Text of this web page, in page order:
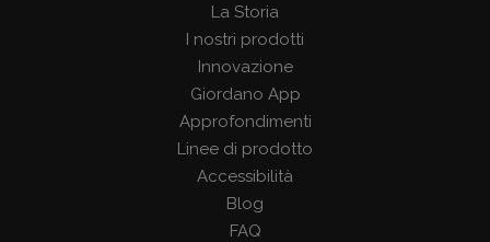
La Storia
I nostri prodotti
Innovazione
Giordano App
Approfondimenti
Linee di prodotto
Accessibilità
Blog
FAQ